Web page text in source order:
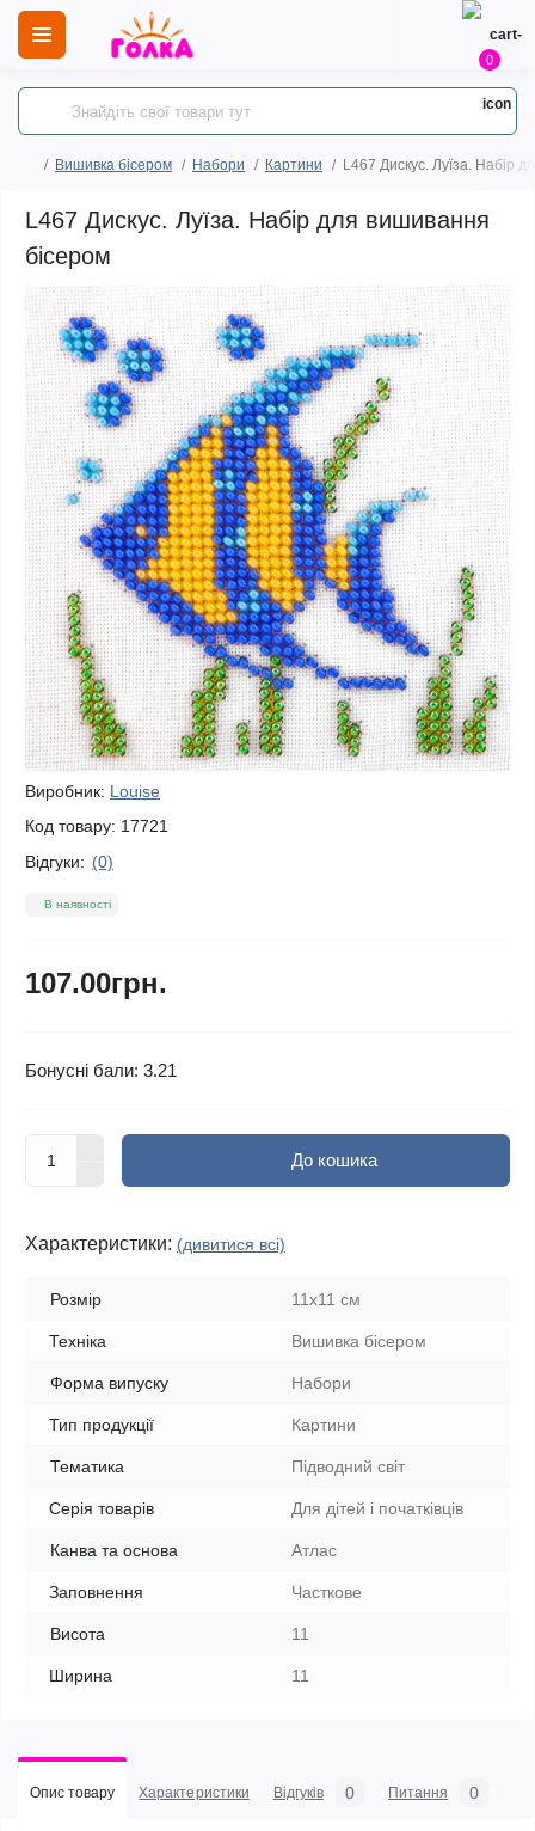
0
Вишивка бісером Набори Картини L467 Дискус. Луїза. Набір
L467 Дискус. Луїза. Набір для вишивання
бісером
Виробник: Louise
Код товару: 17721
Відгуки: (0)
В наявності
107.00грн.
Бонусні бали: 3.21
До кошика
Характеристики: (дивитися всі)
Розмір 11х11 см
Техніка Вишивка бісером
Форма випуску Набори
Тип продукції Картини
Тематика Підводний світ
Серія товарів Для дітей і початківців
Канва та основа Атлас
Заповнення Часткове
Висота 11
Ширина 11
Опис товару Характеристики Відгуків 0 Питання 0